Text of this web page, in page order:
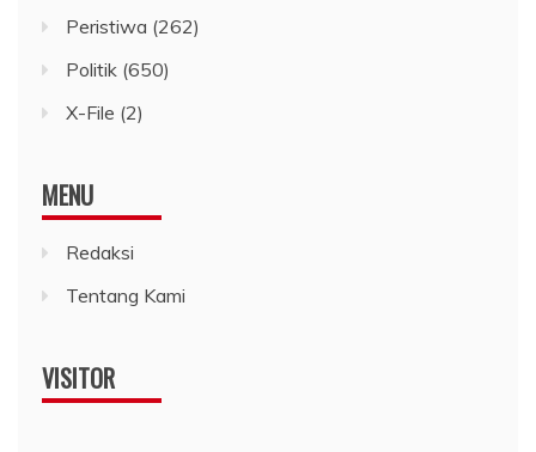
Peristiwa (262)
Politik (650)
X-File (2)
MENU
Redaksi
Tentang Kami
VISITOR